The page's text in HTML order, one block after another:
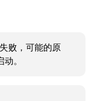
败，可能的原
。